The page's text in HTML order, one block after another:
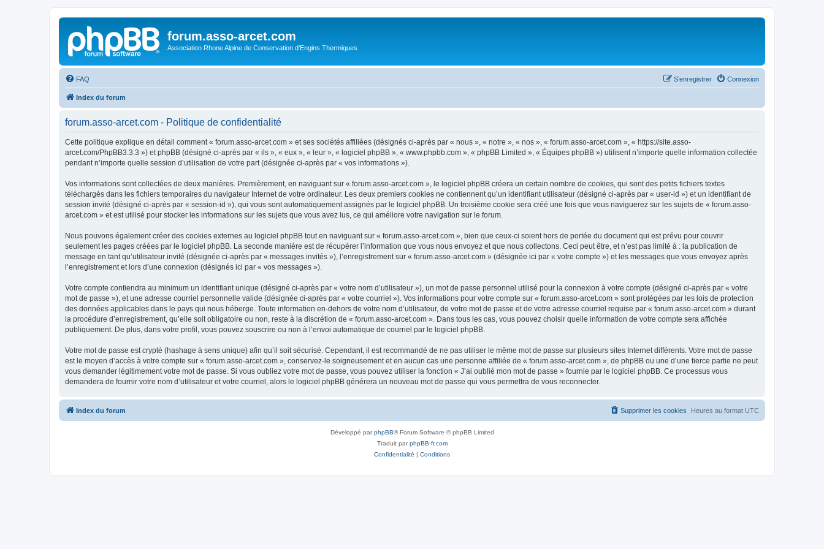
forum.asso-arcet.com
Association Rhone Alpine de Conservation d'Engins Thermiques
FAQ Connexion
S’enregistrer
Index du forum
forum.asso-arcet.com - Politique de confidentialité
Cette politique explique en détail comment « forum.asso-arcet.com » et ses sociétés affiliées (désignés ci-après par « nous », « notre », « nos », « forum.asso-arcet.com », « https://site.asso-
arcet.com/PhpBB3.3.3 ») et phpBB (désigné ci-après par « ils », « eux », « leur », « logiciel phpBB », « www.phpbb.com », « phpBB Limited », « Équipes phpBB ») utilisent n’importe quelle information collectée
pendant n’importe quelle session d’utilisation de votre part (désignée ci-après par « vos informations »).
Vos informations sont collectées de deux manières. Premièrement, en naviguant sur « forum.asso-arcet.com », le logiciel phpBB créera un certain nombre de cookies, qui sont des petits fichiers textes
téléchargés dans les fichiers temporaires du navigateur Internet de votre ordinateur. Les deux premiers cookies ne contiennent qu’un identifiant utilisateur (désigné ci-après par « user-id ») et un identifiant de
session invité (désigné ci-après par « session-id »), qui vous sont automatiquement assignés par le logiciel phpBB. Un troisième cookie sera créé une fois que vous naviguerez sur les sujets de « forum.asso-
arcet.com » et est utilisé pour stocker les informations sur les sujets que vous avez lus, ce qui améliore votre navigation sur le forum.
Nous pouvons également créer des cookies externes au logiciel phpBB tout en naviguant sur « forum.asso-arcet.com », bien que ceux-ci soient hors de portée du document qui est prévu pour couvrir
seulement les pages créées par le logiciel phpBB. La seconde manière est de récupérer l’information que vous nous envoyez et que nous collectons. Ceci peut être, et n’est pas limité à : la publication de
message en tant qu’utilisateur invité (désignée ci-après par « messages invités »), l’enregistrement sur « forum.asso-arcet.com » (désignée ici par « votre compte ») et les messages que vous envoyez après
l’enregistrement et lors d’une connexion (désignés ici par « vos messages »).
Votre compte contiendra au minimum un identifiant unique (désigné ci-après par « votre nom d’utilisateur »), un mot de passe personnel utilisé pour la connexion à votre compte (désigné ci-après par « votre
mot de passe »), et une adresse courriel personnelle valide (désignée ci-après par « votre courriel »). Vos informations pour votre compte sur « forum.asso-arcet.com » sont protégées par les lois de protection
des données applicables dans le pays qui nous héberge. Toute information en-dehors de votre nom d’utilisateur, de votre mot de passe et de votre adresse courriel requise par « forum.asso-arcet.com » durant
la procédure d’enregistrement, qu’elle soit obligatoire ou non, reste à la discrétion de « forum.asso-arcet.com ». Dans tous les cas, vous pouvez choisir quelle information de votre compte sera affichée
publiquement. De plus, dans votre profil, vous pouvez souscrire ou non à l’envoi automatique de courriel par le logiciel phpBB.
Votre mot de passe est crypté (hashage à sens unique) afin qu’il soit sécurisé. Cependant, il est recommandé de ne pas utiliser le même mot de passe sur plusieurs sites Internet différents. Votre mot de passe
est le moyen d’accès à votre compte sur « forum.asso-arcet.com », conservez-le soigneusement et en aucun cas une personne affiliée de « forum.asso-arcet.com », de phpBB ou une d’une tierce partie ne peut
vous demander légitimement votre mot de passe. Si vous oubliez votre mot de passe, vous pouvez utiliser la fonction « J’ai oublié mon mot de passe » fournie par le logiciel phpBB. Ce processus vous
demandera de fournir votre nom d’utilisateur et votre courriel, alors le logiciel phpBB générera un nouveau mot de passe qui vous permettra de vous reconnecter.
Index du forum Heures au format UTC
Supprimer les cookies
Développé parphpBB® Forum Software © phpBB Limited
Traduit parphpBB-fr.com
Confidentialité | Conditions